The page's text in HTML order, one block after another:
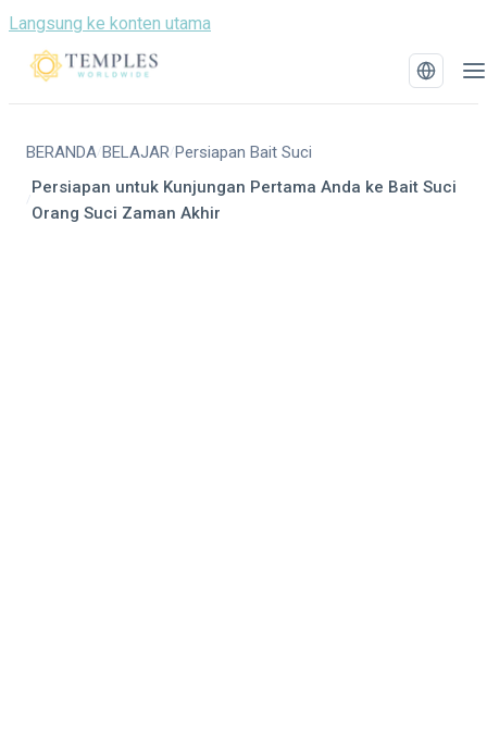
Langsung ke konten utama
BERANDA/BELAJAR/Persiapan Bait Suci
/
Persiapan untuk Kunjungan Pertama Anda ke Bait Suci
Orang Suci Zaman Akhir